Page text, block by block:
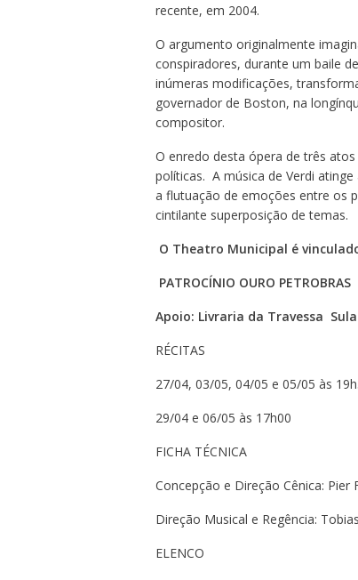
recente, em 2004.
O argumento originalmente
conspiradores, durante um baile
inúmeras modificações,
governador de Boston, na
compositor.
O enredo desta ópera de três
políticas. A música de Verdi
a flutuação de emoções entre os
cintilante superposição de temas.
O Theatro Municipal é
PATROCÍNIO OURO PETROBRAS
Apoio: Livraria da Travessa
RÉCITAS
27/04, 03/05, 04/05 e 05/05 às
29/04 e 06/05 às 17h00
FICHA TÉCNICA
Concepção e Direção Cênica: Pier
Direção Musical e Regência:
ELENCO